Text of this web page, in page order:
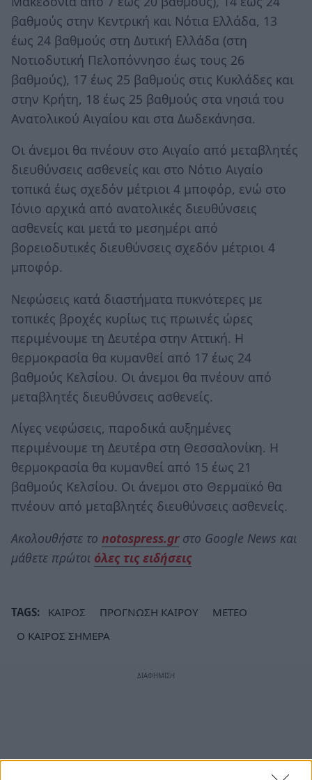
βαθμούς στην Κεντρική και Νότια Ελλάδα, 13
έως 24 βαθμούς στη Δυτική Ελλάδα (στη
Νοτιοδυτική Πελοπόννησο έως τους 26
βαθμούς), 17 έως 25 βαθμούς στις Κυκλάδες και
στην Κρήτη, 18 έως 25 βαθμούς στα νησιά του
Ανατολικού Αιγαίου και στα Δωδεκάνησα.
Οι άνεμοι θα πνέουν στο Αιγαίο από μεταβλητές
διευθύνσεις ασθενείς και στο Νότιο Αιγαίο
τοπικά έως σχεδόν μέτριοι 4 μποφόρ, ενώ στο
Ιόνιο αρχικά από ανατολικές διευθύνσεις
ασθενείς και μετά το μεσημέρι από
βορειοδυτικές διευθύνσεις σχεδόν μέτριοι 4
μποφόρ.
Νεφώσεις κατά διαστήματα πυκνότερες με
τοπικές βροχές κυρίως τις πρωινές ώρες
περιμένουμε τη Δευτέρα στην Αττική. Η
θερμοκρασία θα κυμανθεί από 17 έως 24
βαθμούς Κελσίου. Οι άνεμοι θα πνέουν από
μεταβλητές διευθύνσεις ασθενείς.
Λίγες νεφώσεις, παροδικά αυξημένες
περιμένουμε τη Δευτέρα στη Θεσσαλονίκη. Η
θερμοκρασία θα κυμανθεί από 15 έως 21
βαθμούς Κελσίου. Οι άνεμοι στο Θερμαϊκό θα
πνέουν από μεταβλητές διευθύνσεις ασθενείς.
Ακολουθήστε το notospress.grστο Google News και
μάθετε πρώτοι όλες τις ειδήσεις
TAGS: ΚΑΙΡΟΣ ΠΡΟΓΝΩΣΗ ΚΑΙΡΟΥ
METEO
Ο ΚΑΙΡΟΣ ΣΗΜΕΡΑ